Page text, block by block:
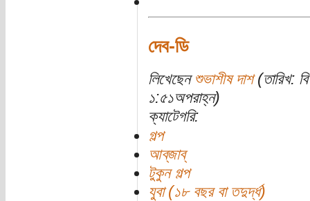
দেব-ডি
লিখেছেন শুভাশীষ দাশ(তারিখ:
১:৫১অপরাহ্ন)
ক্যাটেগরি:
গল্প
আব্‌জাব্‌
টুকুন গল্প
যুবা (১৮ বছর বা তদুর্দ্ধ)